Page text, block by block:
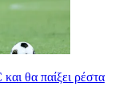
θα παίξει ρέστα